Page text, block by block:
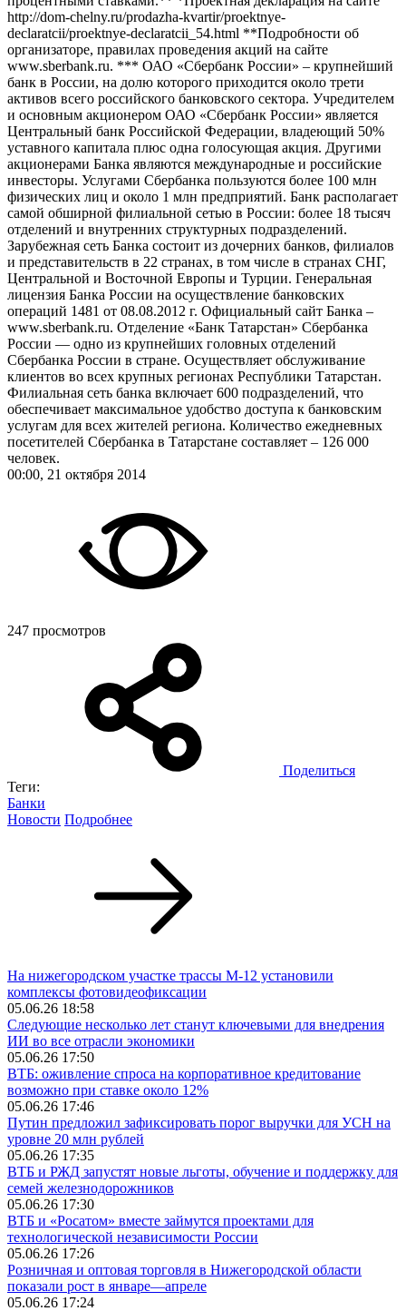
http://dom-chelny.ru/prodazha-kvartir/proektnye-
declaratcii/proektnye-declaratcii_54.html **Подробности об
организаторе, правилах проведения акций на сайте
www.sberbank.ru. *** ОАО «Сбербанк России» – крупнейший
банк в России, на долю которого приходится около трети
активов всего российского банковского сектора. Учредителем
и основным акционером ОАО «Сбербанк России» является
Центральный банк Российской Федерации, владеющий 50%
уставного капитала плюс одна голосующая акция. Другими
акционерами Банка являются международные и российские
инвесторы. Услугами Сбербанка пользуются более 100 млн
физических лиц и около 1 млн предприятий. Банк располагает
самой обширной филиальной сетью в России: более 18 тысяч
отделений и внутренних структурных подразделений.
Зарубежная сеть Банка состоит из дочерних банков, филиалов
и представительств в 22 странах, в том числе в странах СНГ,
Центральной и Восточной Европы и Турции. Генеральная
лицензия Банка России на осуществление банковских
операций 1481 от 08.08.2012 г. Официальный сайт Банка –
www.sberbank.ru. Отделение «Банк Татарстан» Сбербанка
России — одно из крупнейших головных отделений
Сбербанка России в стране. Осуществляет обслуживание
клиентов во всех крупных регионах Республики Татарстан.
Филиальная сеть банка включает 600 подразделений, что
обеспечивает максимальное удобство доступа к банковским
услугам для всех жителей региона. Количество ежедневных
посетителей Сбербанка в Татарстане составляет – 126 000
человек.
00:00, 21 октября 2014
247 просмотров
Поделиться
Теги:
Банки
Новости Подробнее
На нижегородском участке трассы М-12 установили
комплексы фотовидеофиксации
05.06.26 18:58
Следующие несколько лет станут ключевыми для внедрения
ИИ во все отрасли экономики
05.06.26 17:50
ВТБ: оживление спроса на корпоративное кредитование
возможно при ставке около 12%
05.06.26 17:46
Путин предложил зафиксировать порог выручки для УСН на
уровне 20 млн рублей
05.06.26 17:35
ВТБ и РЖД запустят новые льготы, обучение и поддержку для
семей железнодорожников
05.06.26 17:30
ВТБ и «Росатом» вместе займутся проектами для
технологической независимости России
05.06.26 17:26
Розничная и оптовая торговля в Нижегородской области
показали рост в январе—апреле
05.06.26 17:24